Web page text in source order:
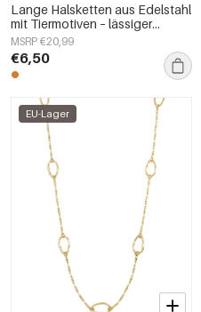
Lange Halsketten aus Edelstahl
mit Tiermotiven – lässiger
Alltagsschmuck für Damen
MSRP €20,99
€6,50
EU-Lager